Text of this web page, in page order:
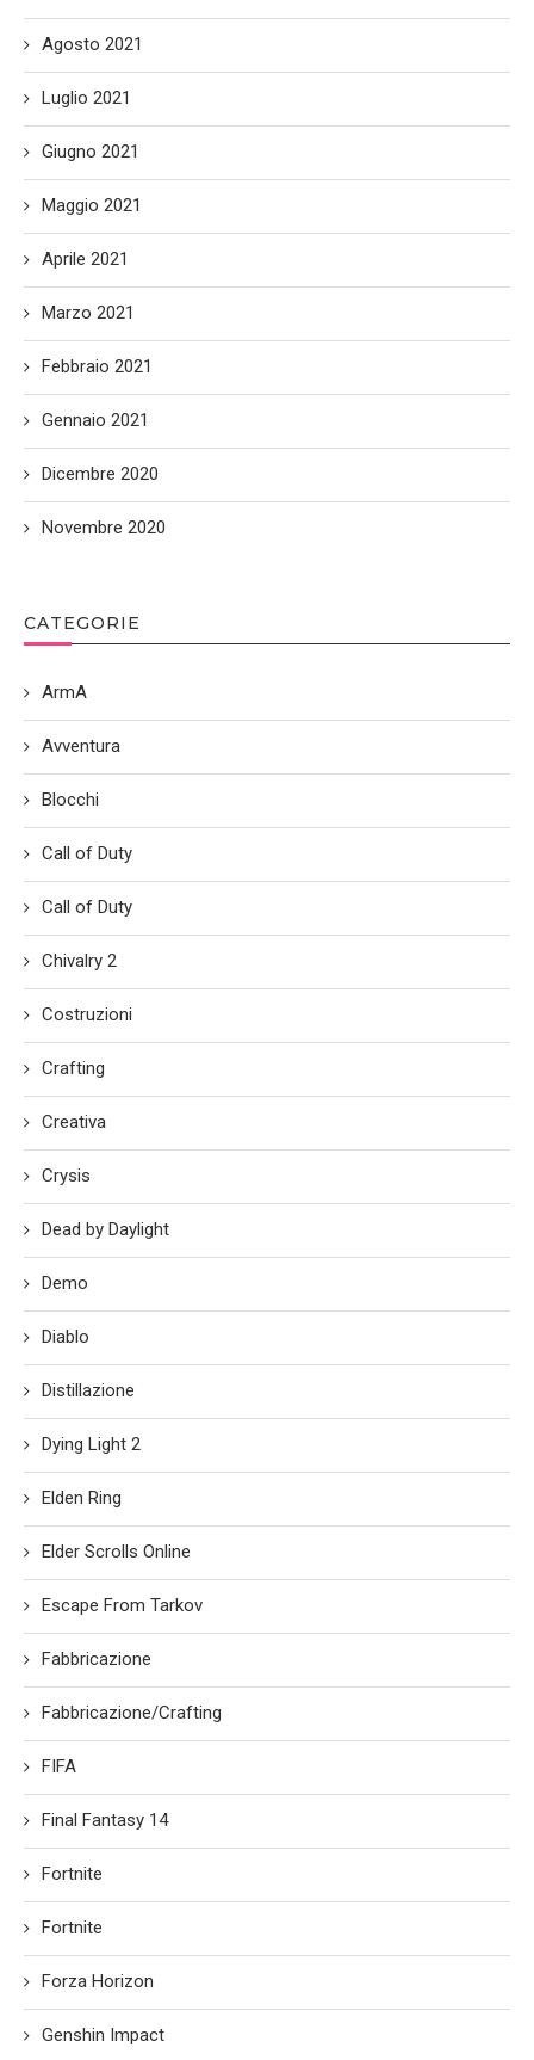
Agosto 2021
Luglio 2021
Giugno 2021
Maggio 2021
Aprile 2021
Marzo 2021
Febbraio 2021
Gennaio 2021
Dicembre 2020
Novembre 2020
CATEGORIE
ArmA
Avventura
Blocchi
Call of Duty
Call of Duty
Chivalry 2
Costruzioni
Crafting
Creativa
Crysis
Dead by Daylight
Demo
Diablo
Distillazione
Dying Light 2
Elden Ring
Elder Scrolls Online
Escape From Tarkov
Fabbricazione
Fabbricazione/Crafting
FIFA
Final Fantasy 14
Fortnite
Fortnite
Forza Horizon
Genshin Impact